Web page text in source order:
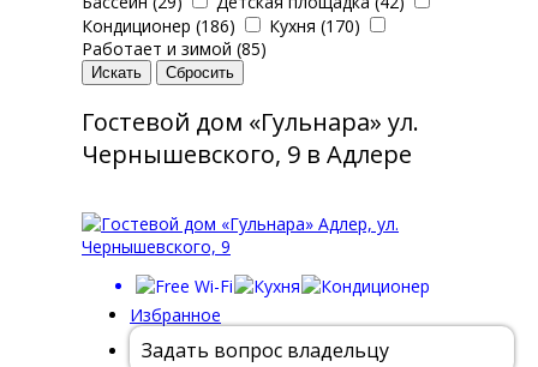
Кондиционер (186)
Кухня (170)
Работает и зимой (85)
Гостевой дом «Гульнара» ул.
Чернышевского, 9 в Адлере
Избранное
Задать вопрос владельцу